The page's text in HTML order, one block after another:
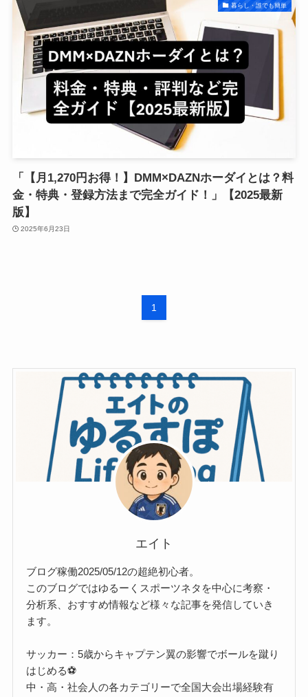
暮らし・誰でも簡単
「【月1,270円お得！】DMM×DAZNホーダイとは？料
金・特典・登録方法まで完全ガイド！」【2025最新
版】
2025年6月23日
1
エイト
ブログ稼働2025/05/12の超絶初心者。
このブログではゆるーくスポーツネタを中心に考察・
分析系、おすすめ情報など様々な記事を発信していき
ます。
サッカー：5歳からキャプテン翼の影響でボールを蹴り
はじめる⚽
中・高・社会人の各カテゴリーで全国大会出場経験有